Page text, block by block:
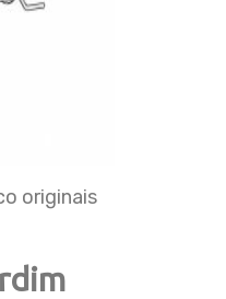
originais